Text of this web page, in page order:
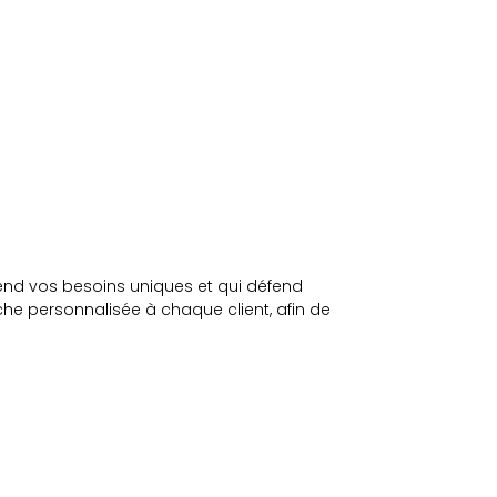
vos besoins uniques et qui défend
personnalisée à chaque client, afin de